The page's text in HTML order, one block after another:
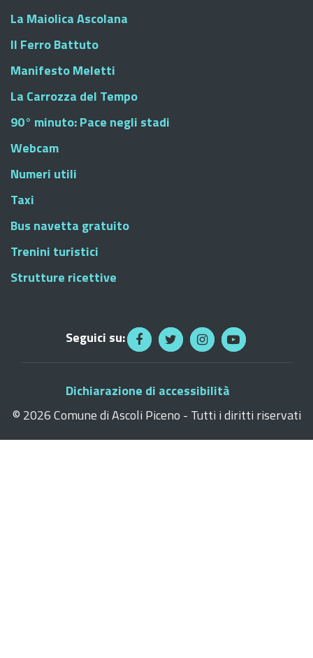
La Maiolica Ascolana
Il Ferro Battuto
Manifesto Meletti
La Carrozza del Tempo
90° minuto: Pace negli stadi
Webcam
Numeri utili
Taxi
Bus navetta gratuito
Trenini turistici
Strutture ricettive
Seguici su:
Dichiarazione di accessibilità
© 2026 Comune di Ascoli Piceno - Tutti i diritti riservati